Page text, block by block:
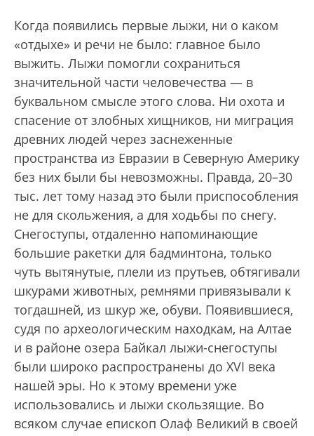
Когда появились первые лыжи, ни о каком
«отдыхе» и речи не было: главное было
выжить. Лыжи помогли сохраниться
значительной части человечества — в
буквальном смысле этого слова. Ни охота и
спасение от злобных хищников, ни миграция
древних людей через заснеженные
пространства из Евразии в Северную Америку
без них были бы невозможны. Правда, 20–30
тыс. лет тому назад это были приспособления
не для скольжения, а для ходьбы по снегу.
Снегоступы, отдаленно напоминающие
большие ракетки для бадминтона, только
чуть вытянутые, плели из прутьев, обтягивали
шкурами животных, ремнями привязывали к
тогдашней, из шкур же, обуви. Появившиеся,
судя по археологическим находкам, на Алтае
и в районе озера Байкал лыжи-снегоступы
были широко распространены до XVI века
нашей эры. Но к этому времени уже
использовались и лыжи скользящие. Во
всяком случае епископ Олаф Великий в своей